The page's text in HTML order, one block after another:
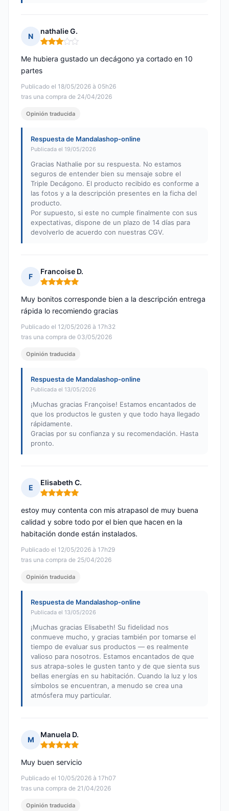
N
nathalie G.
Nota: 3 de 5
Publicado el 18/05/2026 à 05h26
tras una compra de 24/04/2026
Me hubiera gustado un decágono ya cortado en 10
partes
Opinión traducida
Respuesta de Mandalashop-online
Publicada el 19/05/2026
Gracias Nathalie por su respuesta. No estamos
seguros de entender bien su mensaje sobre el
Triple Decágono. El producto recibido es conforme a
las fotos y a la descripción presentes en la ficha del
producto.
Por supuesto, si este no cumple finalmente con sus
expectativas, dispone de un plazo de 14 días para
devolverlo de acuerdo con nuestras CGV.
F
Francoise D.
Nota: 5 de 5
Publicado el 12/05/2026 à 17h32
tras una compra de 03/05/2026
Muy bonitos corresponde bien a la descripción entrega
rápida lo recomiendo gracias
Opinión traducida
Respuesta de Mandalashop-online
Publicada el 13/05/2026
¡Muchas gracias Françoise! Estamos encantados de
que los productos le gusten y que todo haya llegado
rápidamente.
Gracias por su confianza y su recomendación. Hasta
pronto.
E
Elisabeth C.
Nota: 5 de 5
Publicado el 12/05/2026 à 17h29
tras una compra de 25/04/2026
estoy muy contenta con mis atrapasol de muy buena
calidad y sobre todo por el bien que hacen en la
habitación donde están instalados.
Opinión traducida
Respuesta de Mandalashop-online
Publicada el 13/05/2026
¡Muchas gracias Elisabeth! Su fidelidad nos
conmueve mucho, y gracias también por tomarse el
tiempo de evaluar sus productos — es realmente
valioso para nosotros. Estamos encantados de que
sus atrapa-soles le gusten tanto y de que sienta sus
bellas energías en su habitación. Cuando la luz y los
símbolos se encuentran, a menudo se crea una
atmósfera muy particular.
M
Manuela D.
Nota: 5 de 5
Publicado el 10/05/2026 à 17h07
tras una compra de 21/04/2026
Muy buen servicio
Opinión traducida